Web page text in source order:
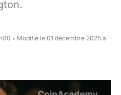
• Modifié le 01 décembre 2025 à